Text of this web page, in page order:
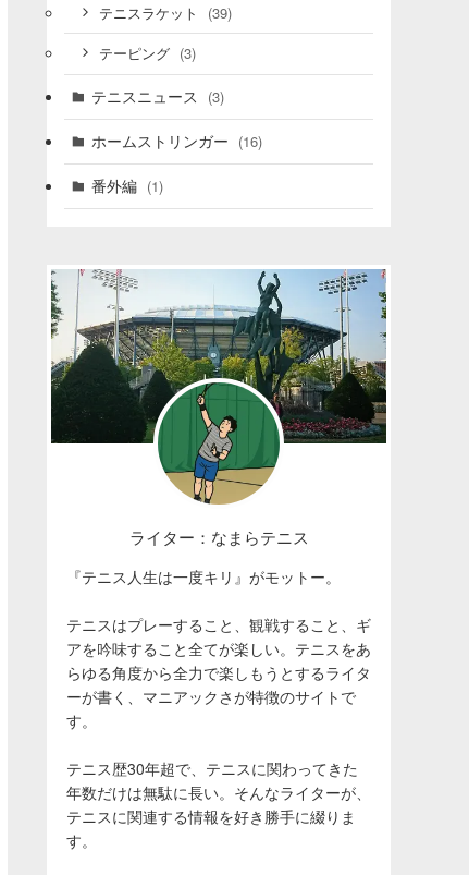
テニスラケット (39)
テーピング (3)
テニスニュース (3)
ホームストリンガー (16)
番外編 (1)
ライター：なまらテニス
『テニス人生は一度キリ』がモットー。
テニスはプレーすること、観戦すること、ギ
アを吟味すること全てが楽しい。テニスをあ
らゆる角度から全力で楽しもうとするライタ
ーが書く、マニアックさが特徴のサイトで
す。
テニス歴30年超で、テニスに関わってきた
年数だけは無駄に長い。そんなライターが、
テニスに関連する情報を好き勝手に綴りま
す。